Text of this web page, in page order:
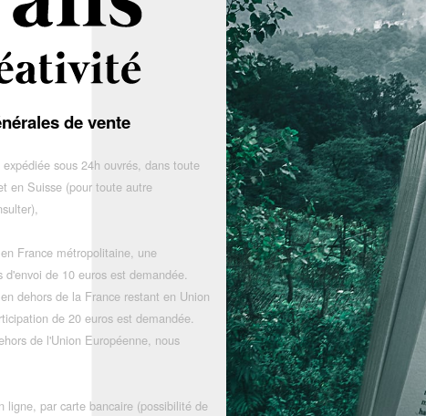
de vente
sous 24h ouvrés, dans toute
en Suisse (pour toute autre
France métropolitaine, une
d'envoi de 10 euros est demandée.
dehors de la France restant en Union
de 20 euros est demandée.
de l'Union Européenne, nous
ligne, par carte bancaire (possibilité de